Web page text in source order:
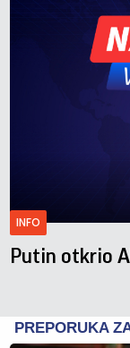
INFO
Putin otkrio